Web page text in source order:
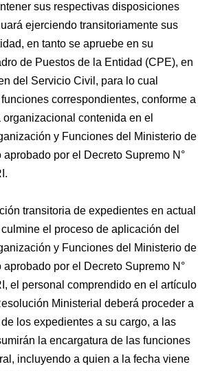
sus respectivas disposiciones
ejerciendo transitoriamente sus
en tanto se apruebe en su
de Puestos de la Entidad (CPE), en
del Servicio Civil, para lo cual
correspondientes, conforme a
organizacional contenida en el
y Funciones del Ministerio de
por el Decreto Supremo N°
transitoria de expedientes en actual
el proceso de aplicación del
y Funciones del Ministerio de
por el Decreto Supremo N°
el personal comprendido en el artículo
Ministerial deberá proceder a
los expedientes a su cargo, a las
la encargatura de las funciones
incluyendo a quien a la fecha viene